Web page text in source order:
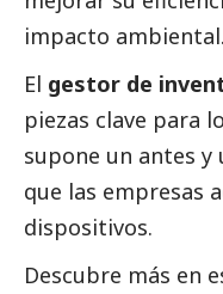
impacto ambiental.
El gestor de
piezas clave para
supone un antes y
que las empresas
dispositivos.
Descubre más en